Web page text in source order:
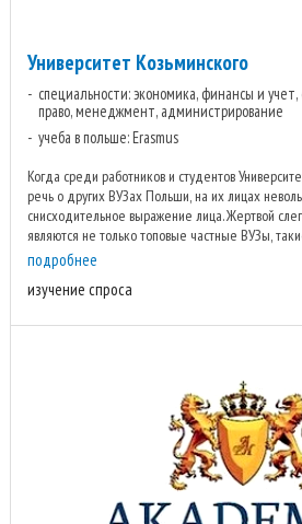
Университет Козьминского
специальности: экономика, финансы и учет,
право, менеджмент, администрирование
учеба в польше: Erasmus
Когда среди работников и студентов
речь о других ВУЗах Польши, на их лицах
снисходительное выражение лица. Жертвой
являются не только топовые частные ВУЗы,
подробнее
изучение спроса